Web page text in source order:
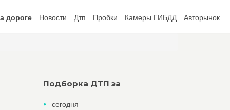
дороге Новости Дтп Пробки Камеры ГИБДД Авторынок
Подборка ДТП за
сегодня